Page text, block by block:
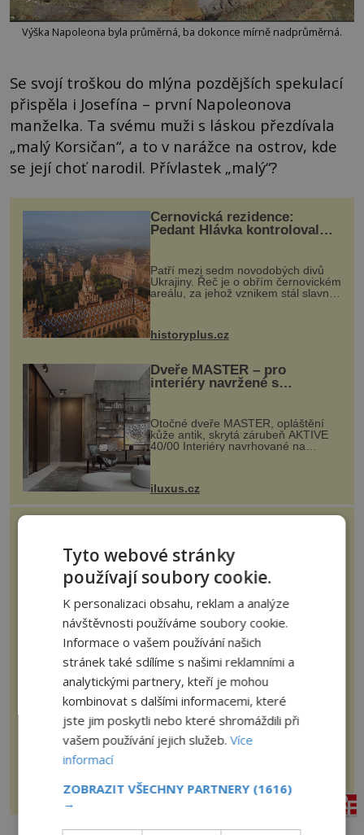
Výška Napoleona byla průměrná, ba dokonce mírně nadprůměrná.
Se svojí troškou do mlýna pozdějších spekulací
přispěla i Josefína – první Napoleonova
manželka. Ta svému muži s láskou přezdívala
„malý Korsičan“, a to v narážce na ostrov, kde
se její choť narodil. Přívlastek „malý“?
Černovická rezidence:
Pedant Hlávka kontroloval
Patří mezi sedm novodobých divů
Ukrajiny. Řeč je o obřím černovickém
areálu, za jehož vznikem stál slavný
český architekt Josef Hlávka. Ten si
na něm dal mimořádně záležet. Jeho
stavební plány by při ...
historyplus.cz
Dveře MASTER – pro
interiéry navržené s
rozumem i vášní!
Otočné dveře MASTER, opláštění
kůže antik, skrytá zárubeň AKTIVE
40/00 Interiéry navrhované na
zakázku často vyžadují atypické
rozměry nejen nábytku, ale i
dnes umož...
iluxus.cz
Smutný konec příběhu? Herečka ze
seriálu Studna, Hana Vagnerová
(42), poslední dobou nepůsobí
nejšťastněji. Ačkoli časy její anorexie
jsou už dávno pryč a opět se pyšnila
ženskými křivkami, najednou s...
nasehvezdy.cz
Jak jsem opustila svoje tělo
U známých na chalupě jsme na půdě
našli staré bylinky po babičce.
Zvědavost mi nedala a připravila
změnil v děsivý zážitek, na kt...
skutecnepribehy.cz
Tyto webové stránky
používají soubory cookie.
K personalizaci obsahu, reklam a analýze
návštěvnosti používáme soubory cookie.
Informace o vašem používání našich
stránek také sdílíme s našimi reklamními a
analytickými partnery, kteří je mohou
kombinovat s dalšími informacemi, které
jste jim poskytli nebo které shromáždili při
vašem používání jejich služeb.Více
informací
ZOBRAZIT VŠECHNY PARTNERY (1616)
→